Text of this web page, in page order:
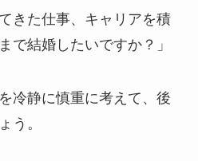
きた仕事、キャリアを積
で結婚したいですか？」
冷静に慎重に考えて、後
う。